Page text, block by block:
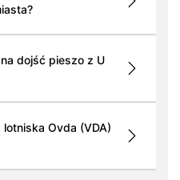
dojść pieszo z U
Ovda (VDA)